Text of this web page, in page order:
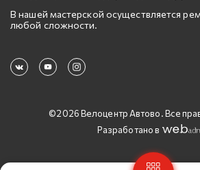
В нашей мастерской осуществляется
любой сложности.
©2026 Велоцентр Автово. Все
Разработано в